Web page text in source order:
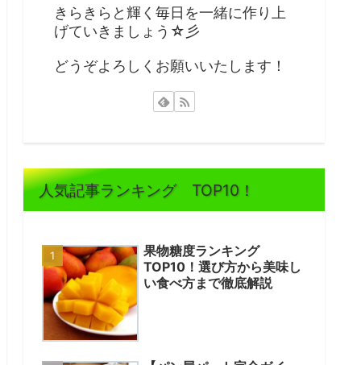
きらきらと輝く毎日を一緒に作り上
げていきましょう☆彡
どうぞよろしくお願いいたします！
人気記事ランキング TOP10！
果物糖度ランキング
TOP10！選び方から美味し
い食べ方まで徹底解説